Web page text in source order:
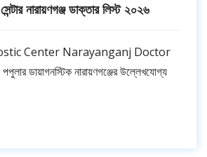
নারায়ণগঞ্জ ডাক্তার লিস্ট ২০২৬
Center Narayanganj Doctor
ডায়াগনস্টিক নারায়ণগঞ্জের উল্লেখযোগ্য